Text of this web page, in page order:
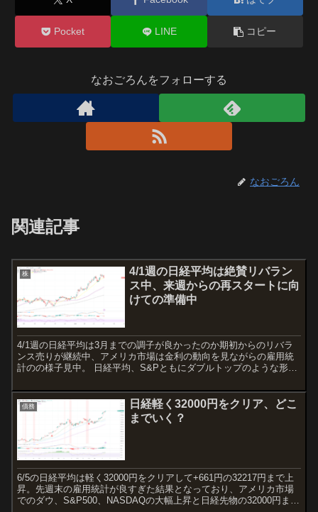
Pocket LINE コピー
なおごろんをフォローする
なおごろん
関連記事
株
4/1週の日経平均は絶賛リバラン
ス中、来週からの再スタートに向
けての準備中
4/1週の日経平均は3月までの調子が良かったのか期初からのリバラ
ンス売りが継続中、アメリカ市場は金利の動向を見ながらの雇用統
計のの様子見中。 日経平均、S&Pともにダブルトップのような形を
債務
日経軽く32000円をクリア、どこ
までいく？
6/5の日経平均は軽く32000円をクリアして+661円の32217円まで上
昇。先週末の雇用統計が良すぎた結果となっており、アメリカ市場
でのダウ、S&P500、NASDAQの大幅上昇と日経先物の32000円まじ